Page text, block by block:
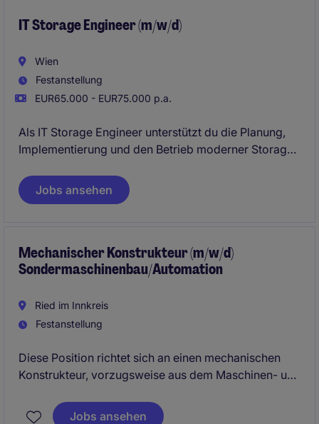
nachhaltige Bauwerke, die die Zukunft prägen.
IT Storage Engineer (m/w/d)
Wien
Festanstellung
EUR65.000 - EUR75.000 p.a.
Als IT Storage Engineer unterstützt du die Planung,
Implementierung und den Betrieb moderner Storage-
Verantwortung im gesamten Projektzyklus. Dabei
betreust du Kunden im 1st- und 2nd-Level-Support,
Jobs ansehen
Mechanischer Konstrukteur (m/w/d)
Sondermaschinenbau/Automation
Ried im Innkreis
Festanstellung
Diese Position richtet sich an einen mechanischen
Konstrukteur, vorzugsweise aus dem Maschinen- und
verantwortet. Gesucht wird jemand, der komplexe
Jobs ansehen